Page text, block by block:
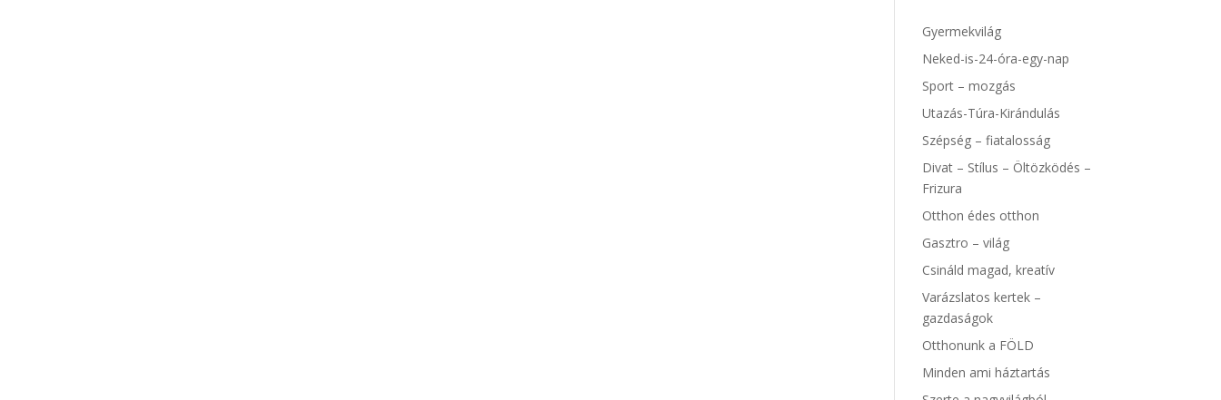
Gyermekvilág
Neked-is-24-óra-egy-nap
Sport – mozgás
Utazás-Túra-Kirándulás
Szépség – fiatalosság
Divat – Stílus – Öltözködés –
Frizura
Otthon édes otthon
Gasztro – világ
Csináld magad, kreatív
Varázslatos kertek –
gazdaságok
Otthonunk a FÖLD
Minden ami háztartás